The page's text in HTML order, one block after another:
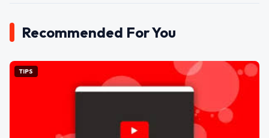
Recommended For You
TIPS